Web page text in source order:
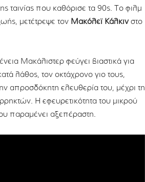
ταινίας που καθόρισε τα 90s. Το φιλμ
μετέτρεψε τον Μακόλεϊ Κάλκινστο
Μακάλιστερ φεύγει βιαστικά για
λάθος, τον οκτάχρονο γιο τους,
απροσδόκητη ελευθερία του, μέχρι τη
Η εφευρετικότητα του μικρού
παραμένει αξεπέραστη.